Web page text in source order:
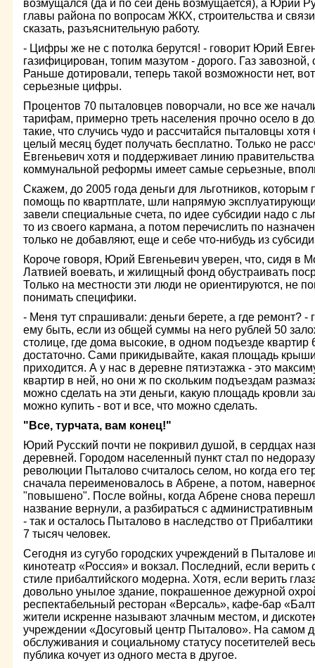
возмущался (да и по сей день возмущается), а Юрий
главы района по вопросам ЖКХ, строительства и
сказать, разъяснительную работу.
- Цифры же не с потолка берутся! - говорит Юрий
газифицирован, топим мазутом - дорого. Газ
Раньше дотировали, теперь такой возможности нет,
серьезные цифры.
Процентов 70 пыталовцев поворчали, но все же
тарифам, примерно треть населения прочно осело в
такие, что случись чудо и рассчитайся пыталовцы хотя
целый месяц будет получать бесплатно. Только не
Евгеньевич хотя и поддерживает линию
коммунальной реформы имеет самые серьезные,
Скажем, до 2005 года деньги для льготников,
помощь по квартплате, шли напрямую
завели специальные счета, по идее субсидии надо с
то из своего кармана, а потом перечислить по
только не добавляют, еще и себе что-нибудь из
Короче говоря, Юрий Евгеньевич уверен, что, сидя в
Латвией воевать, и жилищный фонд обустраивать
Только на местности эти люди не ориентируются, не
понимать специфики.
- Меня тут спрашивали: деньги берете, а где ремонт? -
ему быть, если из общей суммы на него рублей 50
столице, где дома высокие, в одном подъезде квартир
достаточно. Сами прикидывайте, какая площадь
приходится. А у нас в деревне пятиэтажка - это
квартир в ней, но они ж по скольким подъездам
можно сделать на эти деньги, какую площадь кровли
можно купить - вот и все, что можно сделать.
"Все, турчата, вам конец!"
Юрий Русский почти не покривил душой, в сердцах
деревней. Городом населенный пункт стал по
революции Пыталово считалось селом, но когда его
сначала переименовалось в Абрене, а потом,
"повышено". После войны, когда Абрене снова
название вернули, а разбираться с административным
- так и осталось Пыталово в наследство от
7 тысяч человек.
Сегодня из сугубо городских учреждений в Пыталове
кинотеатр «Россия» и вокзал. Последний, если верить
стиле прибалтийского модерна. Хотя, если верить
довольно унылое здание, покрашенное дежурной
респектабельный ресторан «Версаль», кафе-бар
жители искренне называют злачным местом, и
учреждении «Досуговый центр Пыталово». На самом
обслуживания и социальному статусу посетителей
публика кочует из одного места в другое.